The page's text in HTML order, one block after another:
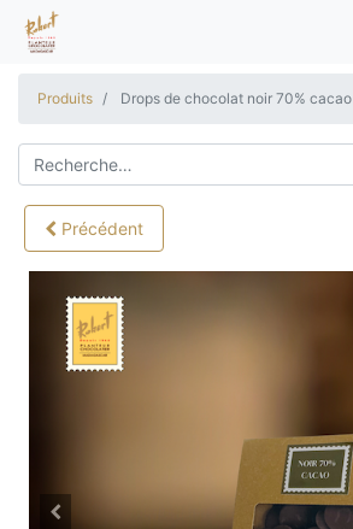
Produits Drops de chocolat noir 70% cacao
Précédent